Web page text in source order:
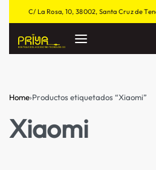
C/ La Rosa, 10, 38002, Santa Cruz de
Home›Productos etiquetados “Xiaomi”
Xiaomi